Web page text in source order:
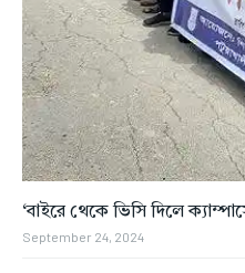
‘বাইরে থেকে ভিসি দিলে
September 24, 2024